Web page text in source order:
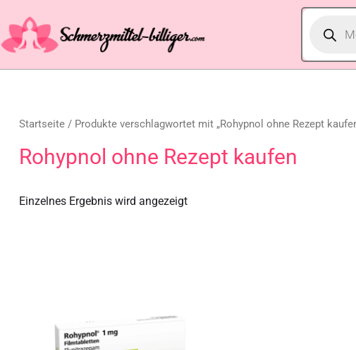
Startseite / Produkte verschlagwortet mit „Rohypnol ohne Rezept
Rohypnol ohne Rezept kaufen
Einzelnes Ergebnis wird angezeigt